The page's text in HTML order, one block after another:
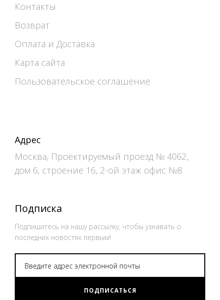
Контакты
Возврат
Оплата и Доставка
Карта сайта
Пользовательское соглашение
Адрес
Москва, Проектируемый проезд № 4062,
дом 6, строение 16, 2-ой этаж офис №8
Подписка
Подпишитесь на нашу рассылку, чтобы узнавать о
последних новостях первым!
ПОДПИСАТЬСЯ